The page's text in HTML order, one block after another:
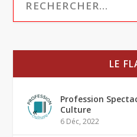
LE
Profession
Culture
6 Déc, 2022